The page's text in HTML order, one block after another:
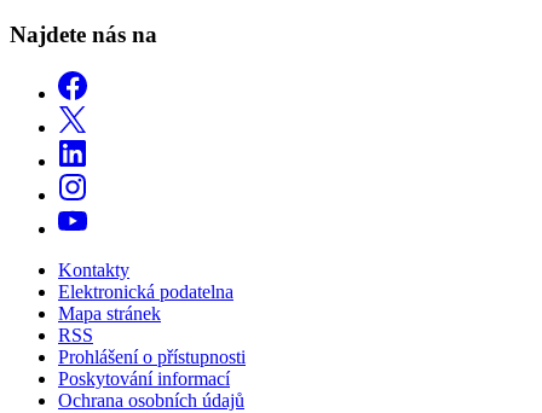
Najdete nás na
Kontakty
Elektronická podatelna
Mapa stránek
RSS
Prohlášení o přístupnosti
Poskytování informací
Ochrana osobních údajů